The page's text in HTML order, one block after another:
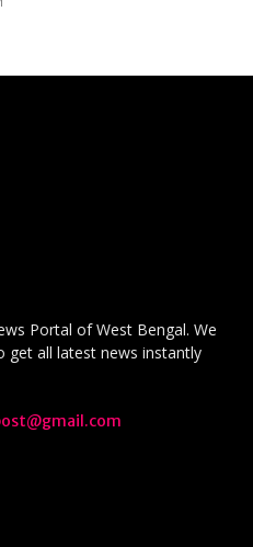
Portal of West Bengal. We
get all latest news instantly